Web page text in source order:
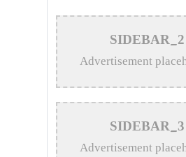
>বহাল তবিয়তে চলছে
রেস্টুরেন্ট স্কাই বাইট
>
নতুন উদ্যোক্তা তৈরিতে এ
মেলা উৎসাহ জোগায়:
সরকার
>
গুণীজনদের স্মৃতি
SIDEBAR_2
Advertisement
SIDEBAR_3
Advertisement